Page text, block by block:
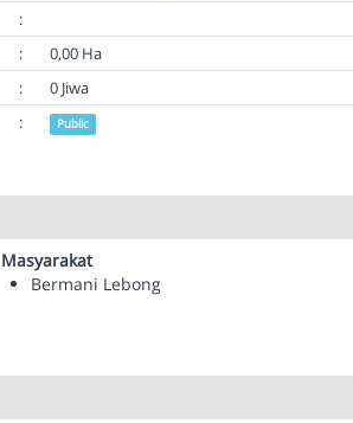
:
:
0,00 Ha
:
0 Jiwa
: Public
Masyarakat
Bermani Lebong